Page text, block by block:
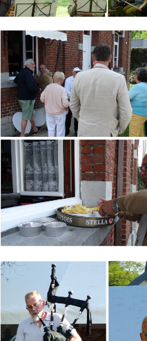
Branding
ARMCHAIR
Branding
ARMCHAIR